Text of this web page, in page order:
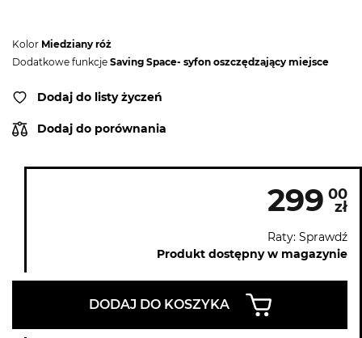
Kolor Miedziany róż
Dodatkowe funkcje Saving Space- syfon oszczędzający miejsce
Dodaj do listy życzeń
Dodaj do porównania
299 00
zł
Raty: Sprawdź
Produkt dostępny w magazynie
DODAJ DO KOSZYKA